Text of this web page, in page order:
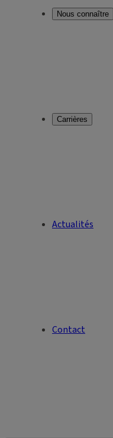
Nous connaître
Carrières
Actualités
Contact